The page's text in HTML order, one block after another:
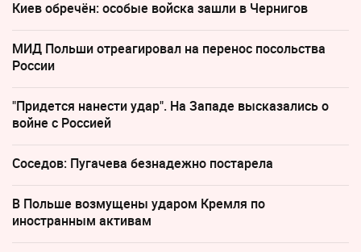
Киев обречён: особые войска зашли в Чернигов
МИД Польши отреагировал на перенос посольства
России
"Придется нанести удар". На Западе высказались о
войне с Россией
Соседов: Пугачева безнадежно постарела
В Польше возмущены ударом Кремля по
иностранным активам